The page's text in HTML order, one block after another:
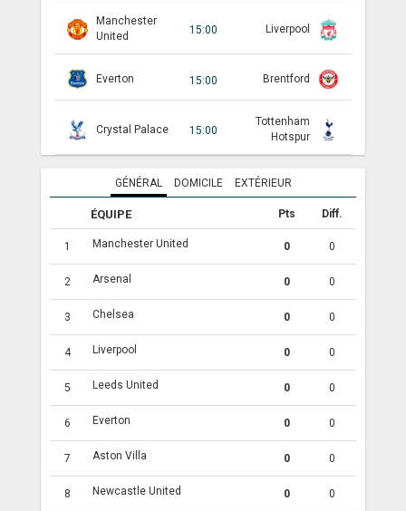
RECHERCHE
Manchester
United
15:00 Liverpool
Everton 15:00 Brentford
Crystal Palace 15:00
Tottenham
Hotspur
GÉNÉRAL DOMICILE EXTÉRIEUR
ÉQUIPE Pts Diff.
1 Manchester United 0 0
2 Arsenal 0 0
3 Chelsea 0 0
4 Liverpool 0 0
5 Leeds United 0 0
6 Everton 0 0
7 Aston Villa 0 0
8 Newcastle United 0 0